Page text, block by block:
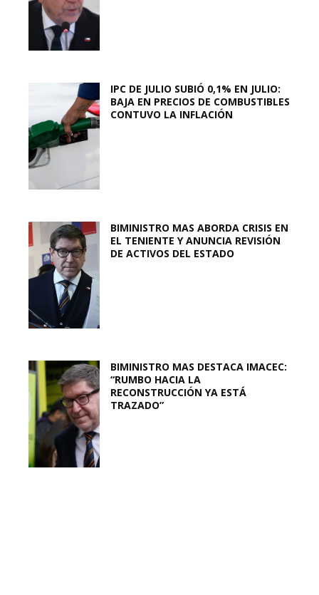
IPC DE JULIO SUBIÓ 0,1% EN JULIO:
BAJA EN PRECIOS DE COMBUSTIBLES
CONTUVO LA INFLACIÓN
BIMINISTRO MAS ABORDA CRISIS EN
EL TENIENTE Y ANUNCIA REVISIÓN
DE ACTIVOS DEL ESTADO
BIMINISTRO MAS DESTACA IMACEC:
“RUMBO HACIA LA
RECONSTRUCCIÓN YA ESTÁ
TRAZADO”